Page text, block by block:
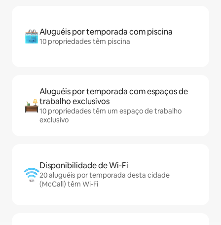
Aluguéis por temporada com piscina
10 propriedades têm piscina
Aluguéis por temporada com espaços de
trabalho exclusivos
10 propriedades têm um espaço de trabalho
exclusivo
Disponibilidade de Wi-Fi
20 aluguéis por temporada desta cidade
(McCall) têm Wi-Fi